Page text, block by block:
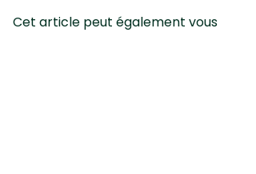
Cet article peut également vous